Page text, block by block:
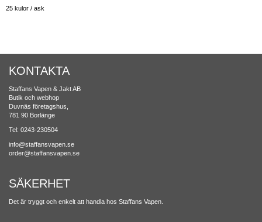
25 kulor / ask
KONTAKTA
Staffans Vapen & Jakt AB
Butik och webhop
Duvnäs företagshus,
781 90 Borlänge
Tel: 0243-230504
info@staffansvapen.se
order@staffansvapen.se
SÄKERHET
Det är tryggt och enkelt att handla hos Staffans Vapen.